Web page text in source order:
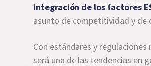
integración de los factores
asunto de competitividad y de
Con estándares y
será una de las tendencias en